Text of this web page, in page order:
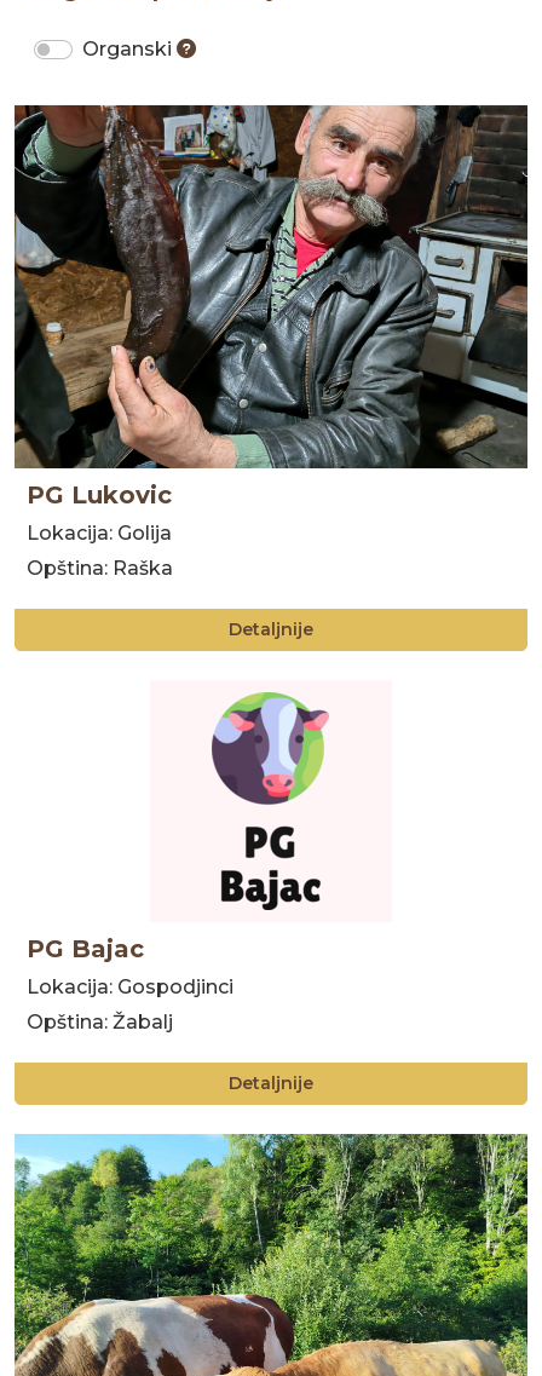
Organski
PG Lukovic
Lokacija: Golija
Opština: Raška
Detaljnije
PG Bajac
Lokacija: Gospodjinci
Opština: Žabalj
Detaljnije